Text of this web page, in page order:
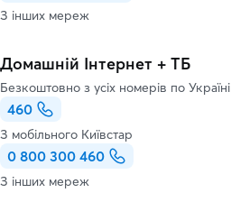
З інших мереж
Домашній Інтернет + ТБ
Безкоштовно з усіх номерів по Україні
460
З мобільного Київстар
0 800 300 460
З інших мереж